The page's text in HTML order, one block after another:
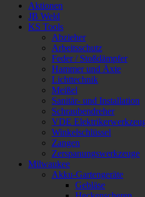
Aktionen
JB Weld
KS Tools
Abzieher
Arbeitsschutz
Feder / Stoßdämpfer
Hammer und Äxte
Lichttechnik
Meißel
Sanitär- und Installation
Schraubendreher
VDE
Winkelschlüssel
Zangen
Zerspanungswerkzeuge
Milwaukee
Akku-Gartengeräte
Gebläse